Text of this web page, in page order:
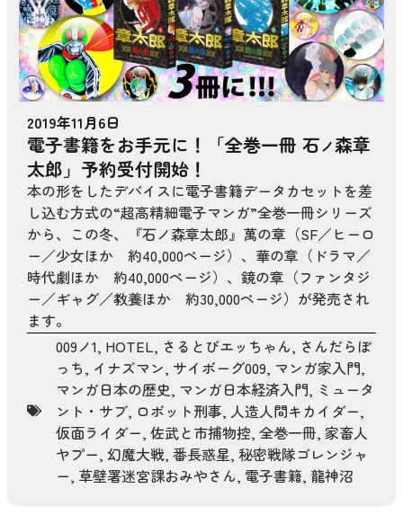
2019年11月6日
電子書籍をお手元に！「全巻一冊 石ノ森章
太郎」予約受付開始！
本の形をしたデバイスに電子書籍データカセットを差
し込む方式の“超高精細電子マンガ”全巻一冊シリーズ
から、この冬、『石ノ森章太郎』萬の章（SF／ヒーロ
ー／少女ほか 約40,000ページ）、華の章（ドラマ／
時代劇ほか 約40,000ページ）、鏡の章（ファンタジ
ー／ギャグ／教養ほか 約30,000ページ）が発売され
ます。
009ノ1, HOTEL, さるとびエッちゃん, さんだらぼ
っち, イナズマン, サイボーグ009, マンガ家入門,
マンガ日本の歴史, マンガ日本経済入門, ミュータ
ント・サブ, ロボット刑事, 人造人間キカイダー,
仮面ライダー, 佐武と市捕物控, 全巻一冊, 家畜人
ヤプー, 幻魔大戦, 番長惑星, 秘密戦隊ゴレンジャ
ー, 草壁署迷宮課おみやさん, 電子書籍, 龍神沼